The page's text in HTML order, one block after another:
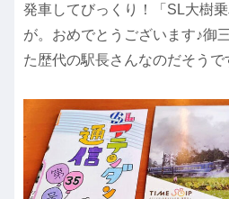
発車してびっくり！「SL大樹
が。おめでとうございます♪御
た歴代の駅長さんなのだそうで